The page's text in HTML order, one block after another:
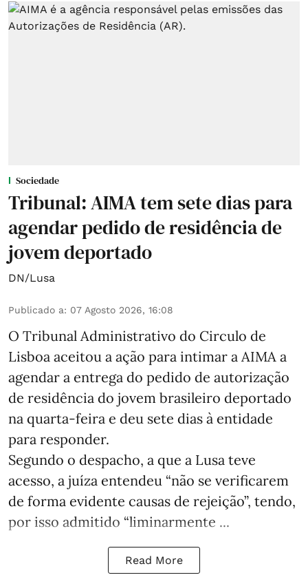
Sociedade
Tribunal: AIMA tem sete dias para
agendar pedido de residência de
jovem deportado
DN/Lusa
Publicado a: 07 Agosto 2026, 16:08
O Tribunal Administrativo do Circulo de
Lisboa aceitou a ação para intimar a AIMA a
agendar a entrega do pedido de autorização
de residência do jovem brasileiro deportado
na quarta-feira e deu sete dias à entidade
para responder.
Segundo o despacho, a que a Lusa teve
acesso, a juíza entendeu “não se verificarem
de forma evidente causas de rejeição”, tendo,
por isso admitido “liminarmente ...
Read More